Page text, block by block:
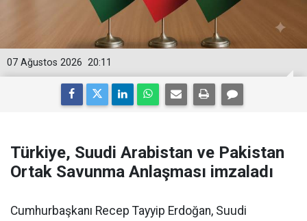
20:11
07 Ağustos 2026
Türkiye, Suudi Arabistan ve Pakistan
Ortak Savunma Anlaşması imzaladı
Cumhurbaşkanı Recep Tayyip Erdoğan, Suudi